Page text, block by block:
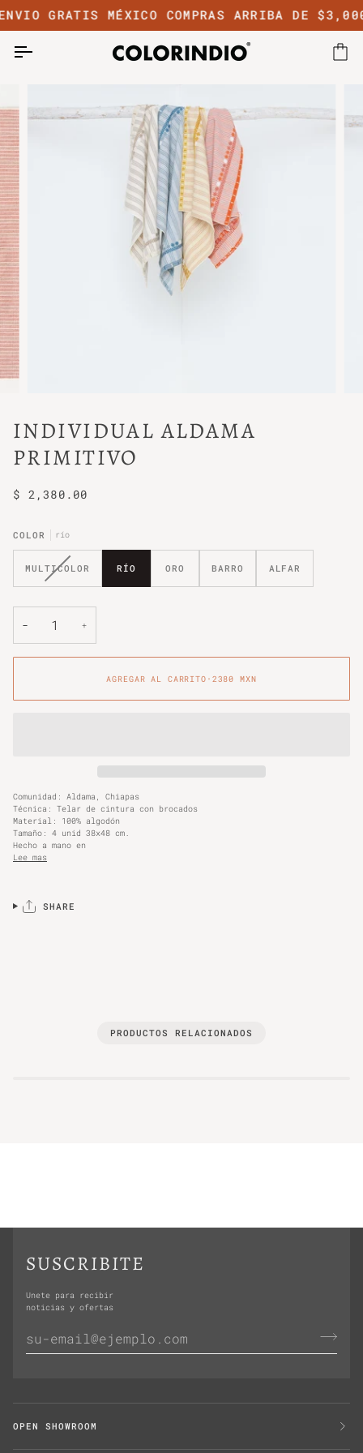
directamente
al
GRATIS MÉXICO COMPRAS ARRIBA DE
INDIVIDUAL ALDAMA
PRIMITIVO
$ 2,380.00
COLOR río
MULTICOLOR
VARIANTE
NO
RÍO ORO BARRO ALFAR
− +
AGREGAR AL CARRITO • 2380 MXN
Comunidad: Aldama, Chiapas
Técnica: Telar de cintura con brocados
Material: 100% algodón
Tamaño: 4 unid 38x48 cm.
Hecho a mano en
Lee mas
SHARE
PRODUCTOS RELACIONADOS
SUSCRIBITE
Unete para recibir
noticias y ofertas
OPEN SHOWROOM